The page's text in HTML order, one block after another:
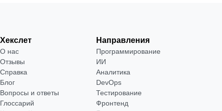
Хекслет
О нас
Отзывы
Справка
Блог
Вопросы и ответы
Глоссарий
Направления
Программирование
ИИ
Аналитика
DevOps
Тестирование
Фронтенд